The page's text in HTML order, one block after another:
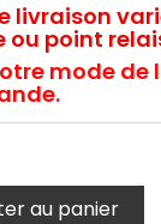
livraison
point
mode de
au panier